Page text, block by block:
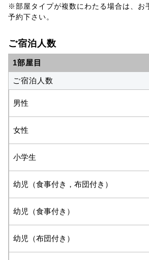
※部屋タイプが複数にわたる場合は、お
予約下さい。
ご宿泊人数
1部屋目
ご宿泊人数
男性
女性
小学生
幼児（食事付き，布団付き）
幼児（食事付き）
幼児（布団付き）